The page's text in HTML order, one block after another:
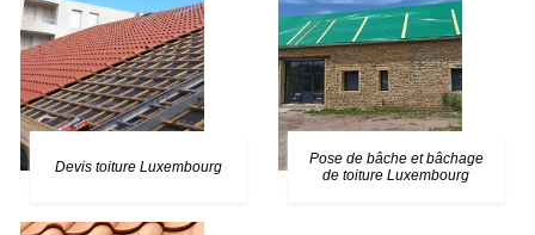
Devis toiture Luxembourg
Pose de bâche et bâchage
de toiture Luxembourg